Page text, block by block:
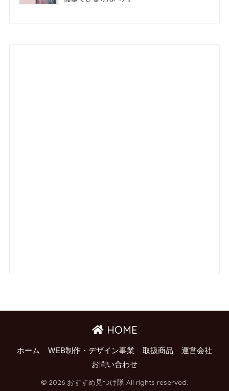
HOME
ホーム WEB制作・デザイン事業 取扱商品
運営会社
お問い合わせ
© 2026 おすすめ見つけ隊 All rights reserved.